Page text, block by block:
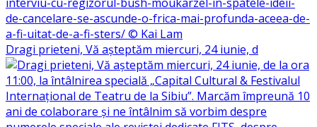
Dragi prieteni, Vă așteptăm miercuri, 24 iunie, d